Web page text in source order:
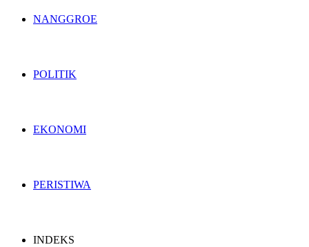
NANGGROE
POLITIK
EKONOMI
PERISTIWA
INDEKS